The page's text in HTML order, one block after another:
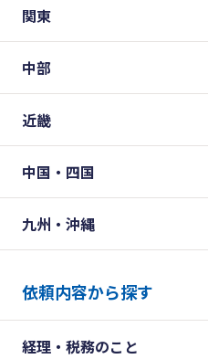
関東
中部
近畿
中国・四国
九州・沖縄
依頼内容から探す
経理・税務のこと